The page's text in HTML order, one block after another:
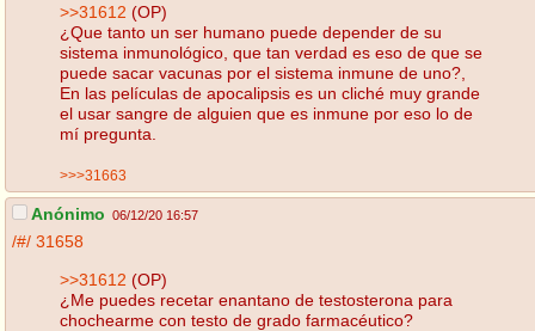
>>31612 (OP)
¿Que tanto un ser humano puede depender de su
sistema inmunológico, que tan verdad es eso de que se
puede sacar vacunas por el sistema inmune de uno?,
En las películas de apocalipsis es un cliché muy grande
el usar sangre de alguien que es inmune por eso lo de
mí pregunta.
>>>31663
Anónimo 06/12/20 16:57
/#/ 31658
>>31612 (OP)
¿Me puedes recetar enantano de testosterona para
chochearme con testo de grado farmacéutico?